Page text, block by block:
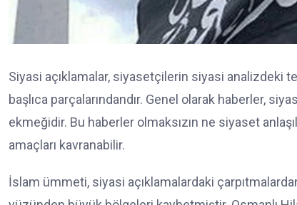
Siyasi açıklamalar, siyasetçilerin siyasi analizdeki
başlıca parçalarındandır. Genel olarak haberler,
ekmeğidir. Bu haberler olmaksızın ne siyaset
amaçları kavranabilir.
İslam ümmeti, siyasi açıklamalardaki